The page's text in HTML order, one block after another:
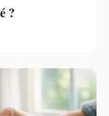
?